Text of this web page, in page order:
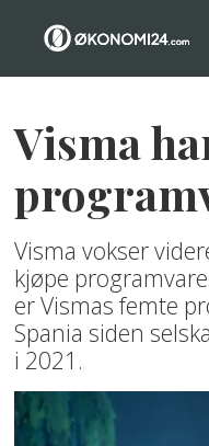
Visma
Visma vokser
kjøpe
er Vismas femte
Spania siden
i 2021.